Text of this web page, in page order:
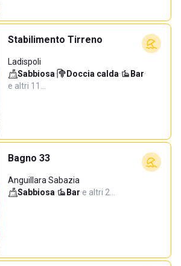
Stabilimento Tirreno
Ladispoli
Sabbiosa· Doccia calda· Bar·
e altri 11…
Bagno 33
Anguillara Sabazia
Sabbiosa· Bar·e altri 2…